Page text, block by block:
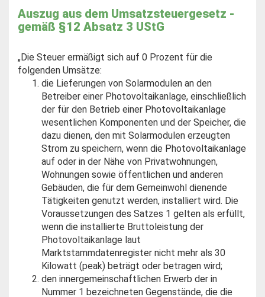
Auszug aus dem Umsatzsteuergesetz -
gemäß §12 Absatz 3 UStG
„Die Steuer ermäßigt sich auf 0 Prozent für die
folgenden Umsätze:
die Lieferungen von Solarmodulen an den
Betreiber einer Photovoltaikanlage, einschließlich
der für den Betrieb einer Photovoltaikanlage
wesentlichen Komponenten und der Speicher, die
dazu dienen, den mit Solarmodulen erzeugten
Strom zu speichern, wenn die Photovoltaikanlage
auf oder in der Nähe von Privatwohnungen,
Wohnungen sowie öffentlichen und anderen
Gebäuden, die für dem Gemeinwohl dienende
Tätigkeiten genutzt werden, installiert wird. Die
Voraussetzungen des Satzes 1 gelten als erfüllt,
wenn die installierte Bruttoleistung der
Photovoltaikanlage laut
Marktstammdatenregister nicht mehr als 30
Kilowatt (peak) beträgt oder betragen wird;
den innergemeinschaftlichen Erwerb der in
Nummer 1 bezeichneten Gegenstände, die die